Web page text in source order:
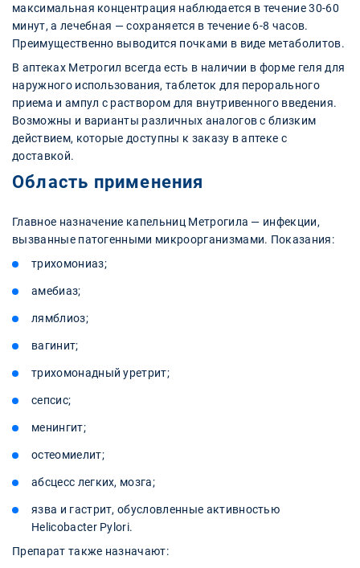
максимальная концентрация наблюдается в течение 30-60
минут, а лечебная — сохраняется в течение 6-8 часов.
Преимущественно выводится почками в виде метаболитов.
В аптеках Метрогил всегда есть в наличии в форме геля для
наружного использования, таблеток для перорального
приема и ампул с раствором для внутривенного введения.
Возможны и варианты различных аналогов с близким
действием, которые доступны к заказу в аптеке с
доставкой.
Область применения
Главное назначение капельниц Метрогила — инфекции,
вызванные патогенными микроорганизмами. Показания:
трихомониаз;
амебиаз;
лямблиоз;
вагинит;
трихомонадный уретрит;
сепсис;
менингит;
остеомиелит;
абсцесс легких, мозга;
язва и гастрит, обусловленные активностью
Helicobacter Pylori.
Препарат также назначают: